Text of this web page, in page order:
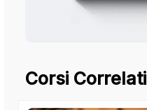
Corsi Correlati